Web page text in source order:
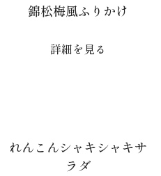
錦松梅風ふりかけ
詳細を見る
れんこんシャキシャキサ
ラダ